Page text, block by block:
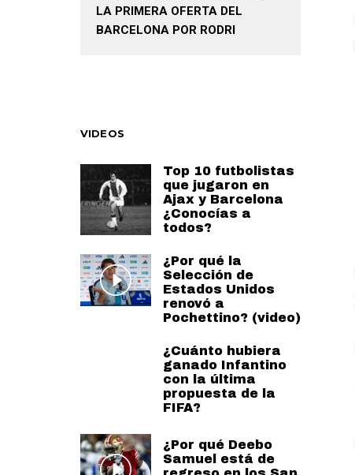
LA PRIMERA OFERTA DEL
BARCELONA POR RODRI
VIDEOS
Top 10 futbolistas
que jugaron en
Ajax y Barcelona
¿Conocías a
todos?
¿Por qué la
Selección de
Estados Unidos
renovó a
Pochettino? (video)
¿Cuánto hubiera
ganado Infantino
con la última
propuesta de la
FIFA?
¿Por qué Deebo
Samuel está de